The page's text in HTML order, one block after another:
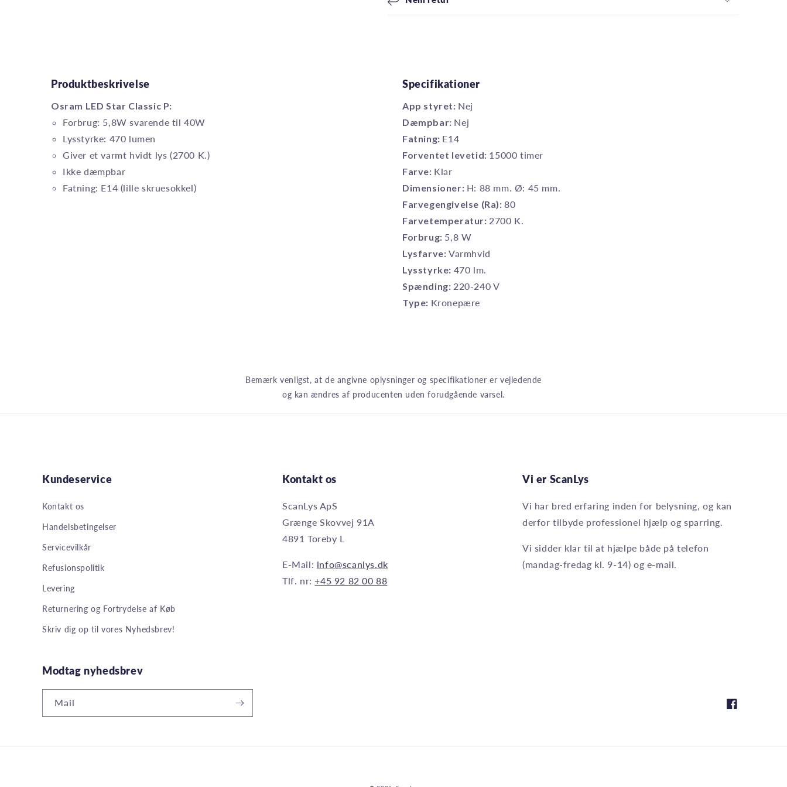
Produktbeskrivelse
Osram LED Star Classic P:
Forbrug: 5,8W svarende til 40W
Lysstyrke: 470 lumen
Giver et varmt hvidt lys (2700 K.)
Ikke dæmpbar
Fatning: E14 (lille skruesokkel)
Specifikationer
App styret: Nej
Dæmpbar: Nej
Fatning: E14
Forventet levetid: 15000 timer
Farve: Klar
Dimensioner: H: 88 mm. Ø: 45 mm.
Farvegengivelse (Ra):80
Farvetemperatur: 2700 K.
Forbrug: 5,8 W
Lysfarve: Varmhvid
Lysstyrke: 470 lm.
Spænding: 220-240 V
Type: Kronepære
Bemærk venligst, at de angivne oplysninger og specifikationer er vejledende
og kan ændres af producenten uden forudgående varsel.
Kundeservice
Kontakt os
Handelsbetingelser
Servicevilkår
Refusionspolitik
Levering
Returnering og Fortrydelse af Køb
Skriv dig op til vores Nyhedsbrev!
Kontakt os
ScanLys ApS
Grænge Skovvej 91A
4891 Toreby L
E-Mail: info@scanlys.dk
Tlf. nr:+45 92 82 00 88
Vi er ScanLys
Vi har bred erfaring inden for belysning, og kan
derfor tilbyde professionel hjælp og sparring.
Vi sidder klar til at hjælpe både på telefon
(mandag-fredag kl. 9-14) og e-mail.
Modtag nyhedsbrev
Mail
Facebook